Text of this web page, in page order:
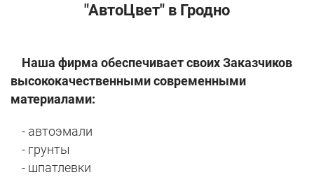
"АвтоЦвет" в Гродно
Наша фирма обеспечивает своих Заказчиков
высококачественными современными
материалами:
- автоэмали
- грунты
- шпатлевки